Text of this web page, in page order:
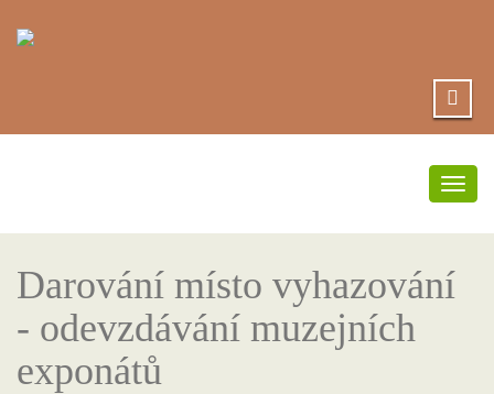
Darování místo vyhazování
- odevzdávání muzejních
exponátů